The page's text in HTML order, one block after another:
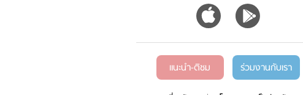
แนะนำ-ติชม ร่วมงานกับเรา